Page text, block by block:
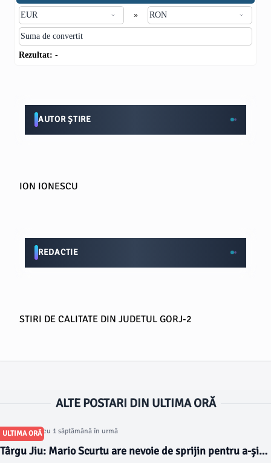
»
Rezultat: -
AUTOR ȘTIRE
ION IONESCU
REDACTIE
STIRI DE CALITATE DIN JUDETUL GORJ-2
ALTE POSTARI DIN ULTIMA ORĂ
ULTIMA ORĂ
Articol postat cu 1 săptămână în urmă
Târgu Jiu: Mario Scurtu are nevoie de sprijin pentru a-și